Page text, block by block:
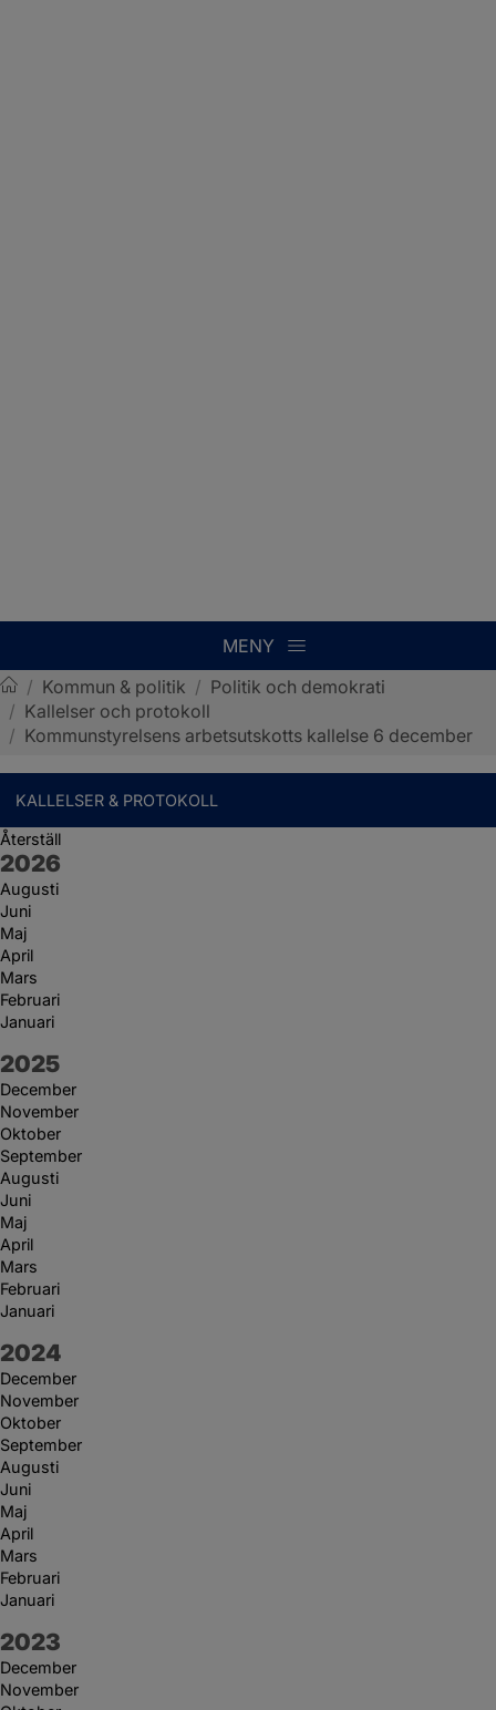
MENY
Sotenäs kommun
/ Kommun & politik / Politik och demokrati
/ Kallelser och protokoll
/ Kommunstyrelsens arbetsutskotts kallelse 6 december
KALLELSER & PROTOKOLL
Återställ
År:
2026
Augusti
Juni
Maj
April
Mars
Februari
Januari
År:
2025
December
November
Oktober
September
Augusti
Juni
Maj
April
Mars
Februari
Januari
År:
2024
December
November
Oktober
September
Augusti
Juni
Maj
April
Mars
Februari
Januari
År:
2023
December
November